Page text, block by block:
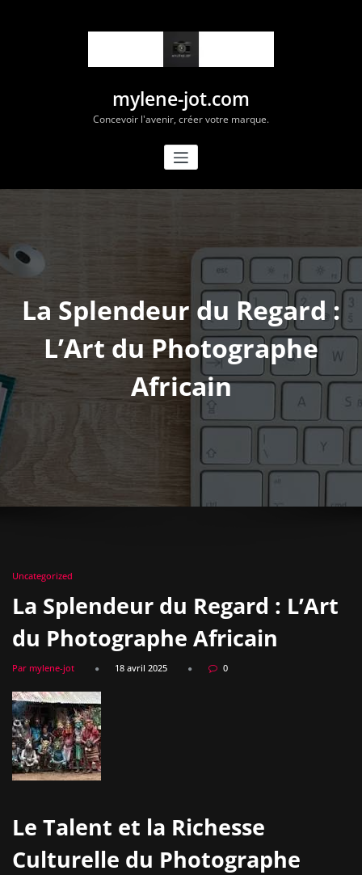
mylene-jot.com
Concevoir l'avenir, créer votre marque.
La Splendeur du Regard :
L’Art du Photographe
Africain
Uncategorized
La Splendeur du Regard : L’Art
du Photographe Africain
Par mylene-jot 18 avril 2025 0
Le Talent et la Richesse
Culturelle du Photographe